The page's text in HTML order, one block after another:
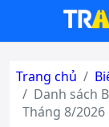
Trang chủ
Danh sách
Tháng 8/2026